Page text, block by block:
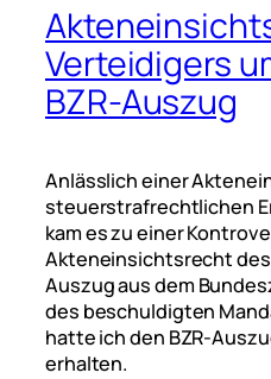
Verteidigers
BZR-Auszug
Anlässlich einer
steuerstrafrechtlichen
kam es zu einer
Akteneinsichtsrecht
Auszug aus dem
des beschuldigten
hatte ich den BZR-
erhalten.